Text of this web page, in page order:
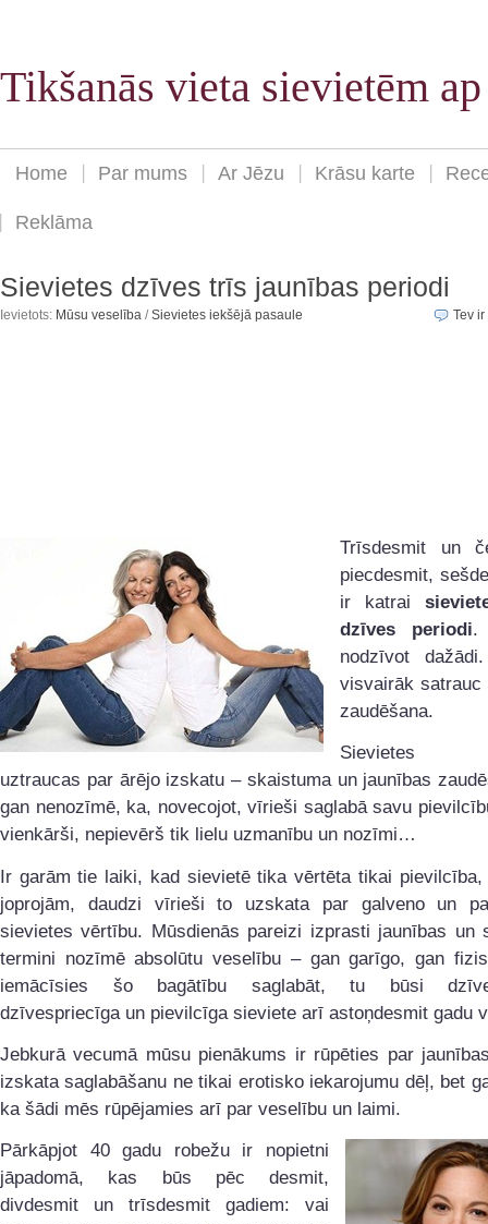
Tikšanās vieta sievietēm
Home Par mums Ar Jēzu Krāsu karte
Reklāma
Sievietes dzīves trīs jaunības periodi
Ievietots: Mūsu veselība /Sievietes iekšējā pasaule Tev ir
Trīsdesmit un
piecdesmit,
ir katrai
dzīves periodi.
nodzīvot
visvairāk satrauc
zaudēšana.
Sievietes
uztraucas par ārējo izskatu – skaistuma un jaunības
gan nenozīmē, ka, novecojot, vīrieši saglabā savu
vienkārši, nepievērš tik lielu uzmanību un nozīmi…
Ir garām tie laiki, kad sievietē tika vērtēta tikai pievilcība,
joprojām, daudzi vīrieši to uzskata par galveno un
sievietes vērtību. Mūsdienās pareizi izprasti jaunības un
termini nozīmē absolūtu veselību – gan garīgo, gan
iemācīsies šo bagātību saglabāt, tu būsi
dzīvespriecīga un pievilcīga sieviete arī astoņdesmit gadu
Jebkurā vecumā mūsu pienākums ir rūpēties par
izskata saglabāšanu ne tikai erotisko iekarojumu dēļ, bet
ka šādi mēs rūpējamies arī par veselību un laimi.
Pārkāpjot 40 gadu robežu ir nopietni
jāpadomā, kas būs pēc desmit,
divdesmit un trīsdesmit gadiem: vai